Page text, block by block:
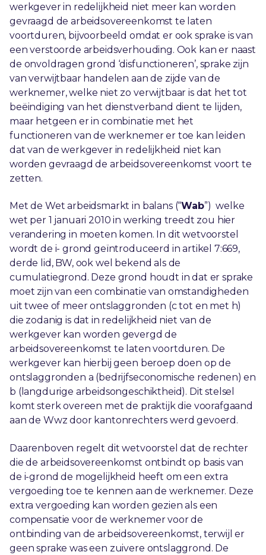
werkgever in redelijkheid niet meer kan worden
gevraagd de arbeidsovereenkomst te laten
voortduren, bijvoorbeeld omdat er ook sprake is van
een verstoorde arbeidsverhouding. Ook kan er naast
de onvoldragen grond ‘disfunctioneren’, sprake zijn
van verwijtbaar handelen aan de zijde van de
werknemer, welke niet zo verwijtbaar is dat het tot
beëindiging van het dienstverband dient te lijden,
maar hetgeen er in combinatie met het
functioneren van de werknemer er toe kan leiden
dat van de werkgever in redelijkheid niet kan
worden gevraagd de arbeidsovereenkomst voort te
zetten.
Met de Wet arbeidsmarkt in balans (“Wab”) welke
wet per 1 januari 2010 in werking treedt zou hier
verandering in moeten komen. In dit wetvoorstel
wordt de i- grond geïntroduceerd in artikel 7:669,
derde lid, BW, ook wel bekend als de
cumulatiegrond. Deze grond houdt in dat er sprake
moet zijn van een combinatie van omstandigheden
uit twee of meer ontslaggronden (c tot en met h)
die zodanig is dat in redelijkheid niet van de
werkgever kan worden gevergd de
arbeidsovereenkomst te laten voortduren. De
werkgever kan hierbij geen beroep doen op de
ontslaggronden a (bedrijfseconomische redenen) en
b (langdurige arbeidsongeschiktheid). Dit stelsel
komt sterk overeen met de praktijk die voorafgaand
aan de Wwz door kantonrechters werd gevoerd.
Daarenboven regelt dit wetvoorstel dat de rechter
die de arbeidsovereenkomst ontbindt op basis van
de i-grond de mogelijkheid heeft om een extra
vergoeding toe te kennen aan de werknemer. Deze
extra vergoeding kan worden gezien als een
compensatie voor de werknemer voor de
ontbinding van de arbeidsovereenkomst, terwijl er
geen sprake was een zuivere ontslaggrond. De